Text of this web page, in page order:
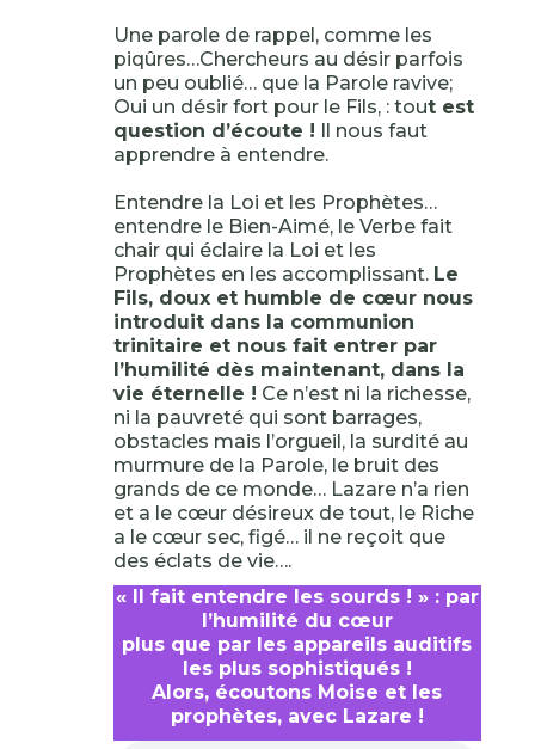
Une parole de rappel, comme les
piqûres…Chercheurs au désir parfois
un peu oublié… que la Parole ravive;
Oui un désir fort pour le Fils, : tout est
question d’écoute ! Il nous faut
apprendre à entendre.
Entendre la Loi et les Prophètes…
entendre le Bien-Aimé, le Verbe fait
chair qui éclaire la Loi et les
Prophètes en les accomplissant. Le
Fils, doux et humble de cœur nous
introduit dans la communion
trinitaire et nous fait entrer par
l’humilité dès maintenant, dans la
vie éternelle ! Ce n’est ni la richesse,
ni la pauvreté qui sont barrages,
obstacles mais l’orgueil, la surdité au
murmure de la Parole, le bruit des
grands de ce monde… Lazare n’a rien
et a le cœur désireux de tout, le Riche
a le cœur sec, figé… il ne reçoit que
des éclats de vie….
« Il fait entendre les sourds ! » : par
l’humilité du cœur
plus que par les appareils auditifs
les plus sophistiqués !
Alors, écoutons Moise et les
prophètes, avec Lazare !